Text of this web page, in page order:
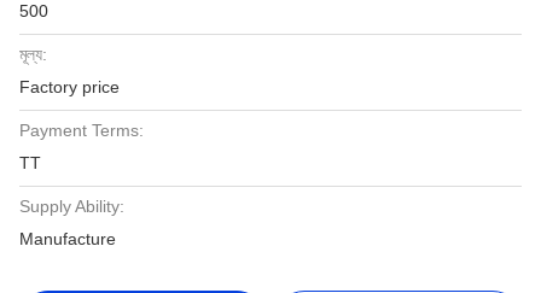
500
মূল্য:
Factory price
Payment Terms:
TT
Supply Ability:
Manufacture